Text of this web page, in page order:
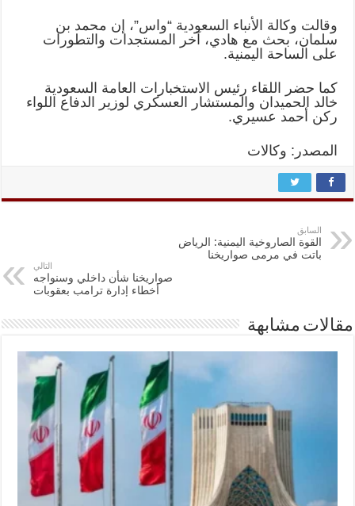
وقالت وكالة الأنباء السعودية “واس”، إن محمد بن
سلمان، بحث مع هادي، آخر المستجدات والتطورات
على الساحة اليمنية.
كما حضر اللقاء رئيس الاستخبارات العامة السعودية
خالد الحميدان والمستشار العسكري لوزير الدفاع اللواء
ركن أحمد عسيري.
المصدر: وكالات
السابق
القوة الصاروخية اليمنية: الرياض
باتت في مرمى صواريخنا
التالي
صواريخنا شأن داخلي وسنواجه
أخطاء إدارة ترامب بعقوبات
مقالات مشابهة